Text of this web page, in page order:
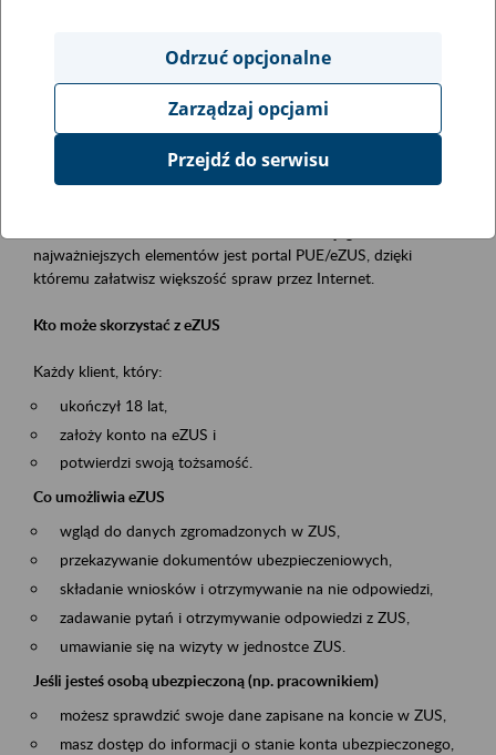
obsługa klientów
Event description
Platforma Usług Elektronicznych ZUS eZUS
najważniejszych elementów jest portal PUE/eZUS, dzięki
któremu załatwisz większość spraw przez Internet.
Kto może skorzystać z eZUS
Każdy klient, który:
ukończył 18 lat,
założy konto na eZUS i
potwierdzi swoją tożsamość.
Co umożliwia eZUS
wgląd do danych zgromadzonych w ZUS,
przekazywanie dokumentów ubezpieczeniowych,
składanie wniosków i otrzymywanie na nie odpowiedzi,
zadawanie pytań i otrzymywanie odpowiedzi z ZUS,
umawianie się na wizyty w jednostce ZUS.
Jeśli jesteś osobą ubezpieczoną (np. pracownikiem)
możesz sprawdzić swoje dane zapisane na koncie w ZUS,
masz dostęp do informacji o stanie konta ubezpieczonego,
Odrzuć opcjonalne
Zarządzaj opcjami
Przejdź do serwisu